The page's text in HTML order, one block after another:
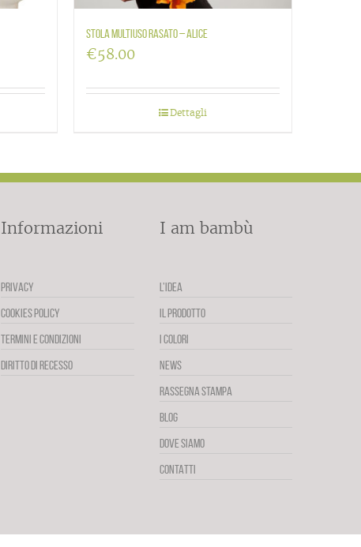
Stola multiuso rasato – Alice
€58.00
Dettagli
Informazioni
PRIVACY
COOKIES POLICY
TERMINI E CONDIZIONI
DIRITTO DI RECESSO
I am bambù
L’IDEA
IL PRODOTTO
I COLORI
NEWS
RASSEGNA STAMPA
BLOG
DOVE SIAMO
CONTATTI